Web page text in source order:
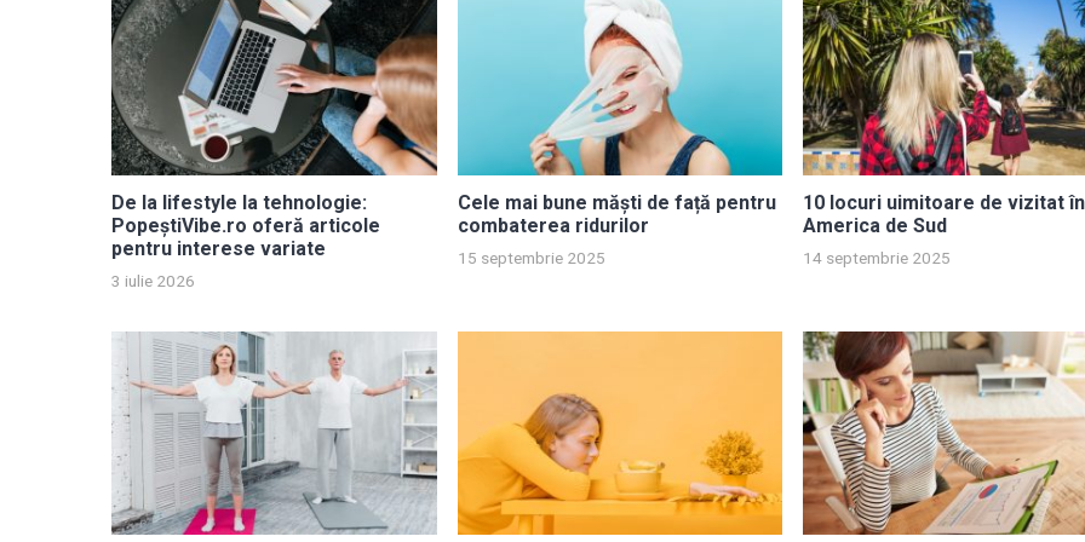
De la lifestyle la tehnologie:
PopeștiVibe.ro oferă articole
pentru interese variate
3 iulie 2026
Cele mai bune măști de față pentru
combaterea ridurilor
15 septembrie 2025
10 locuri uimitoare de vizitat în
America de Sud
14 septembrie 2025